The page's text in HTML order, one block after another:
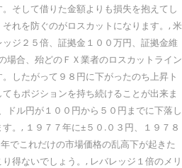
そして借りた金額よりも損失を抱えてし
れを防ぐのがロスカットになります。, 米
ジ２５倍、証拠金１００万円、証拠金維
場合、殆どのＦＸ業者のロスカットライン
したがって９８円に下がったのち上昇ト
もポジションを持ち続けることが出来ま
ドル円が１００円から５０円までに下落し
。, １９７７年に±５０.０３円、１９７８
でこれだけの市場価格の乱高下が起きた
得ないでしょう。, レバレッジ１倍のメリ